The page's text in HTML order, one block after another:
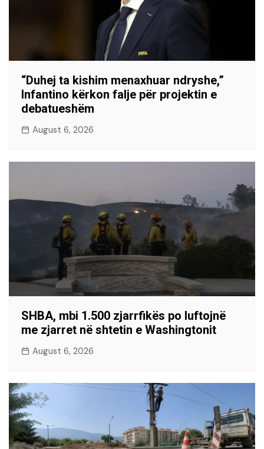
“Duhej ta kishim menaxhuar ndryshe,”
Infantino kërkon falje për projektin e
debatueshëm
August 6, 2026
SHBA, mbi 1.500 zjarrfikës po luftojnë
me zjarret në shtetin e Washingtonit
August 6, 2026